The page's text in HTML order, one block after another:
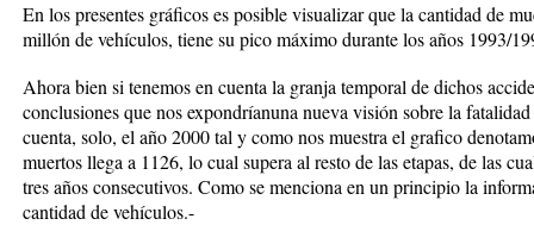
En los presentes gráficos es posible visualizar que la cantidad de
millón de vehículos, tiene su pico máximo durante los años 1993/
Ahora bien si tenemos en cuenta la granja temporal de dichos
conclusiones que nos expondríanuna nueva visión sobre la
cuenta, solo, el año 2000 tal y como nos muestra el grafico
muertos llega a 1126, lo cual supera al resto de las etapas, de las
tres años consecutivos. Como se menciona en un principio la
cantidad de vehículos.-